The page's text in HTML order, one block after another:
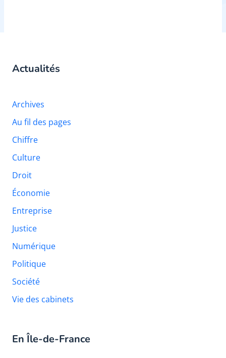
Actualités
Archives
Au fil des pages
Chiffre
Culture
Droit
Économie
Entreprise
Justice
Numérique
Politique
Société
Vie des cabinets
En Île-de-France